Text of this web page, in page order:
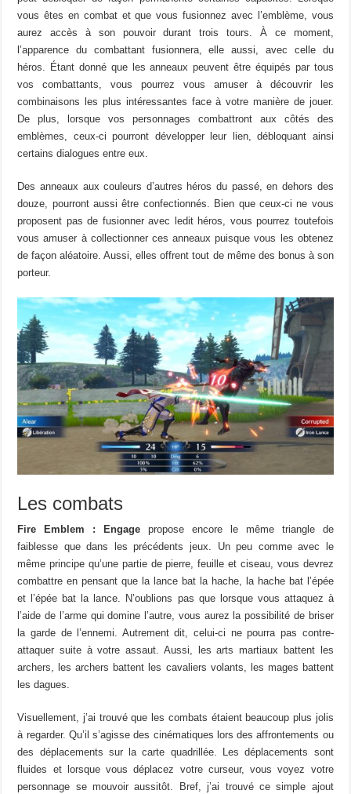
vous êtes en combat et que vous fusionnez avec l’emblème, vous
aurez accès à son pouvoir durant trois tours. À ce moment,
l’apparence du combattant fusionnera, elle aussi, avec celle du
héros. Étant donné que les anneaux peuvent être équipés par tous
vos combattants, vous pourrez vous amuser à découvrir les
combinaisons les plus intéressantes face à votre manière de jouer.
De plus, lorsque vos personnages combattront aux côtés des
emblèmes, ceux-ci pourront développer leur lien, débloquant ainsi
certains dialogues entre eux.
Des anneaux aux couleurs d’autres héros du passé, en dehors des
douze, pourront aussi être confectionnés. Bien que ceux-ci ne vous
proposent pas de fusionner avec ledit héros, vous pourrez toutefois
vous amuser à collectionner ces anneaux puisque vous les obtenez
de façon aléatoire. Aussi, elles offrent tout de même des bonus à son
porteur.
Les combats
Fire Emblem : Engage propose encore le même triangle de
faiblesse que dans les précédents jeux. Un peu comme avec le
même principe qu’une partie de pierre, feuille et ciseau, vous devrez
combattre en pensant que la lance bat la hache, la hache bat l’épée
et l’épée bat la lance. N’oublions pas que lorsque vous attaquez à
l’aide de l’arme qui domine l’autre, vous aurez la possibilité de briser
la garde de l’ennemi. Autrement dit, celui-ci ne pourra pas contre-
attaquer suite à votre assaut. Aussi, les arts martiaux battent les
archers, les archers battent les cavaliers volants, les mages battent
les dagues.
Visuellement, j’ai trouvé que les combats étaient beaucoup plus jolis
à regarder. Qu’il s’agisse des cinématiques lors des affrontements ou
des déplacements sur la carte quadrillée. Les déplacements sont
fluides et lorsque vous déplacez votre curseur, vous voyez votre
personnage se mouvoir aussitôt. Bref, j’ai trouvé ce simple ajout